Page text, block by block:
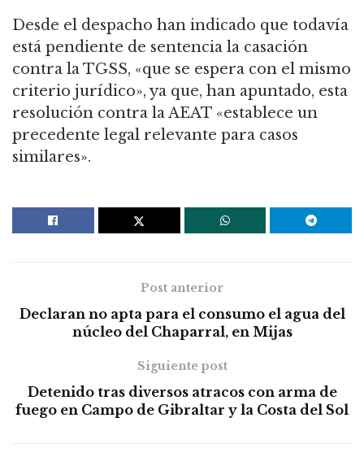
Desde el despacho han indicado que todavía
está pendiente de sentencia la casación
contra la TGSS, «que se espera con el mismo
criterio jurídico», ya que, han apuntado, esta
resolución contra la AEAT «establece un
precedente legal relevante para casos
similares».
Post anterior
Declaran no apta para el consumo el agua del
núcleo del Chaparral, en Mijas
Siguiente post
Detenido tras diversos atracos con arma de
fuego en Campo de Gibraltar y la Costa del Sol